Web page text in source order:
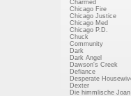
Charmed
Chicago Fire
Chicago Justice
Chicago Med
Chicago P.D.
Chuck
Community
Dark
Dark Angel
Dawson's Creek
Defiance
Desperate
Dexter
Die himmlische Joan